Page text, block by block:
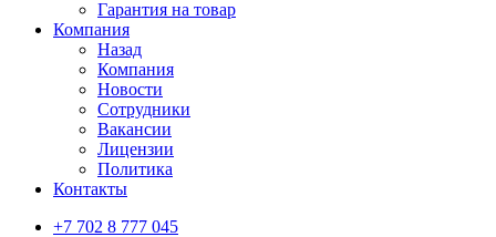
Гарантия на товар
Компания
Назад
Компания
Новости
Сотрудники
Вакансии
Лицензии
Политика
Контакты
+7 702 8 777 045